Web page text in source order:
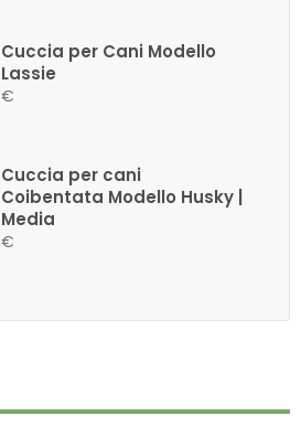
Cuccia per Cani Modello
Lassie
€
Cuccia per cani
Coibentata Modello Husky |
Media
€